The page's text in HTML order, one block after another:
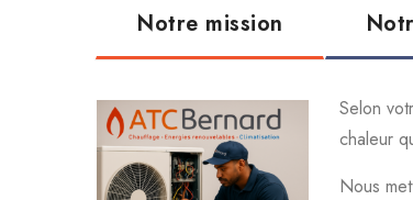
Notre mission
Selon
chaleur
Nous